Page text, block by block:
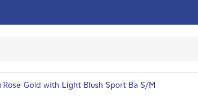
Rose Gold with Light Blush Sport Ba S/M